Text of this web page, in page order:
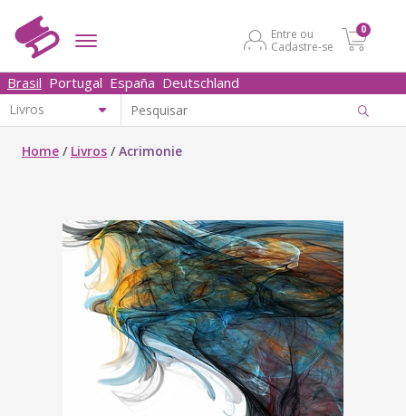
Entre ou
Cadastre-se
0
Brasil Portugal España Deutschland
Home / Livros /Acrimonie